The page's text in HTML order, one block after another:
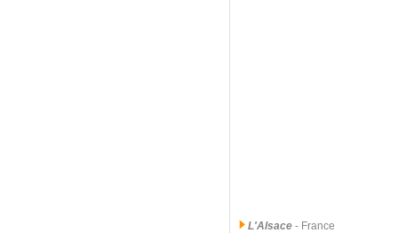
L'Alsace - France